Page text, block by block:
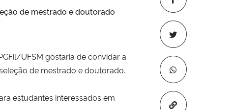
Copiar para
de mestrado e doutorado
UFSM gostaria de convidar a
de mestrado e doutorado.
estudantes interessados em